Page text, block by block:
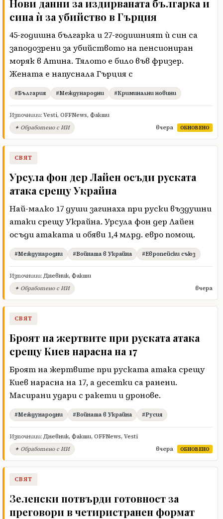
Нови данни за издирваната българка и
сина ѝ за убийство в Гърция
45-годишна българка и 27-годишният ѝ син са
заподозрени за убийството на пенсиониран
моряк в Атина. Тялото е било във фризер.
Жената е напуснала Гърция с
#България #Международни #Криминални новини
Източници: Vesti, OFFNews, Факти
✦ Обработено с ИИ
вчера ОБНОВЕНО
СВЯТ
Урсула фон дер Лайен осъди руската
атака срещу Украйна
Най-малко 17 души загинаха при руски въздушни
атаки срещу Украйна. Урсула фон дер Лайен
осъди атаката и обяви 1,4 млрд. евро помощ.
#Международни #Войната в Украйна #Европейски съюз
Източници: Дневник, Факти
✦ Обработено с ИИ
вчера
СВЯТ
Броят на жертвите при руската атака
срещу Киев нарасна на 17
Броят на жертвите при руската атака срещу
Киев нарасна на 17, а десетки са ранени.
Масирани удари с ракети и дронове.
#Международни #Войната в Украйна #Русия
Източници: Дневник, Факти, OFFNews, Vesti
✦ Обработено с ИИ
вчера ОБНОВЕНО
СВЯТ
Зеленски потвърди готовност за
преговори в четиристранен формат